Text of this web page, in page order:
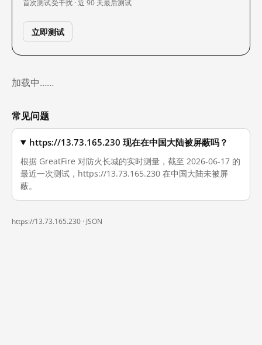
首次测试受干扰 · 近 90 天最后测试
立即测试
加载中……
常见问题
https://13.73.165.230 现在在中国大陆被屏蔽吗？
根据 GreatFire 对防火长城的实时测量，截至 2026-06-17 的
最近一次测试，https://13.73.165.230 在中国大陆未被屏
蔽。
https://13.73.165.230 · JSON